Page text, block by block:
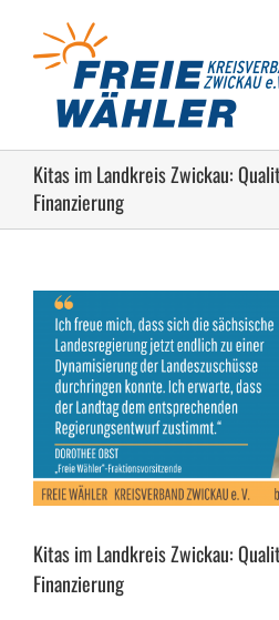
springen
Kitas im Landkreis Zwickau:
Finanzierung
Kitas im Landkreis Zwickau:
Finanzierung